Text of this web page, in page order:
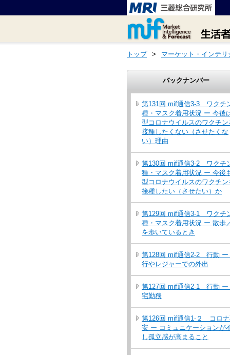
トップ > マーケット・インテリ
バックナンバー
第131回 mif通信3-3 ワクチ
種・マスク着用状況 ー 今後
型コロナウイルスのワクチン
接種したくない（させたくな
い）理由
第130回 mif通信3-2 ワクチ
種・マスク着用状況 ー 今後
型コロナウイルスのワクチン
接種したい（させたい）か
第129回 mif通信3-1 ワクチ
種・マスク着用状況 ー 散歩
を歩いているとき
第128回 mif通信2-2 行動 ー
行やレジャーでの外出
第127回 mif通信2-1 行動 ー
宅勤務
第126回 mif通信1-２ コロナ
安 ー コミュニケーションが
し孤立感が高まること